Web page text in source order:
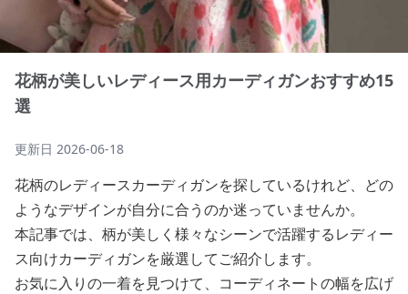
花柄が美しいレディース用カーディガンおすすめ15
選
更新日 2026-06-18
花柄のレディースカーディガンを探しているけれど、どの
ようなデザインが自分に合うのか迷っていませんか。
本記事では、柄が美しく様々なシーンで活躍するレディー
ス向けカーディガンを厳選してご紹介します。
お気に入りの一着を見つけて、コーディネートの幅を広げ